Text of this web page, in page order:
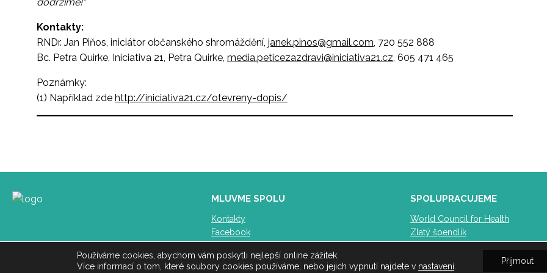
Kontakty:
RNDr. Jan Piňos, iniciátor občanského shromáždění, janek.pinos@gmail.com, 720 552 888
Bc. Petra Quirke, Iniciativa 21, Petra Quirke, media.peticezazdravi@iniciativa21.cz, 605 471 465
Poznámky:
(1) Například zde http://iniciativa21.cz/otevreny-dopis/
MLUVME SPOLU
Kontakty
Facebook
SPOLUPRACUJEME
World Council for Health
Zlatý špendlík
© INICIATIVA 21 - zdraví a svoboda | Web vytvořil:Tomáš Michalčík
Používáme cookies, abychom vám poskytli nejlepší online zážitek.
Více informací o tom, které soubory cookies používáme, nebo jejich vypnutí najdete v nastavení.
Přijmout